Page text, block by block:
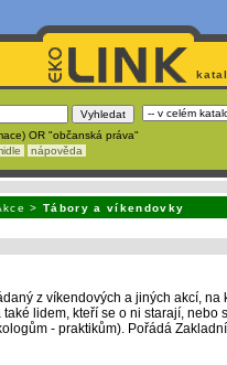
OR "občanská práva"
nápověda
>Tábory a víkendovky
z víkendových a jiných akcí, na
lidem, kteří se o ni starají, nebo
- praktikům). Pořádá